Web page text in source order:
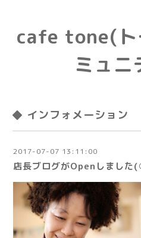
cafe tone(ト
ミュニ
◆ インフォメーション
2017-07-07 13:11:00
店長ブログがOpenしました